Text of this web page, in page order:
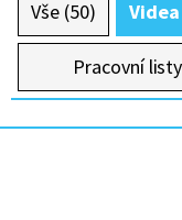
Vše (50)
Pracovní